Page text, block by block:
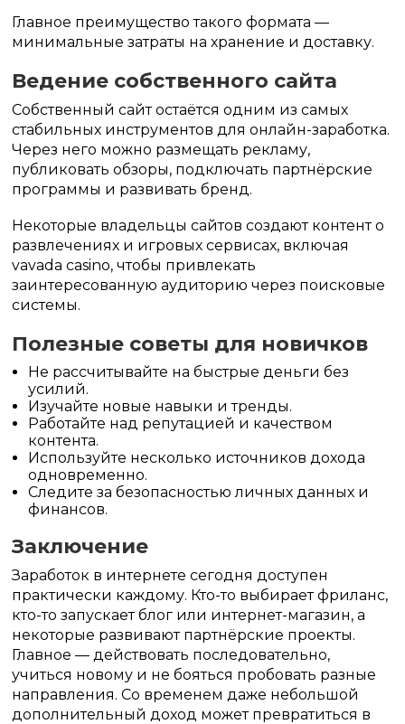
Главное преимущество такого формата —
минимальные затраты на хранение и доставку.
Ведение собственного сайта
Собственный сайт остаётся одним из самых
стабильных инструментов для онлайн-заработка.
Через него можно размещать рекламу,
публиковать обзоры, подключать партнёрские
программы и развивать бренд.
Некоторые владельцы сайтов создают контент о
развлечениях и игровых сервисах, включая
vavada casino, чтобы привлекать
заинтересованную аудиторию через поисковые
системы.
Полезные советы для новичков
Не рассчитывайте на быстрые деньги без
усилий.
Изучайте новые навыки и тренды.
Работайте над репутацией и качеством
контента.
Используйте несколько источников дохода
одновременно.
Следите за безопасностью личных данных и
финансов.
Заключение
Заработок в интернете сегодня доступен
практически каждому. Кто-то выбирает фриланс,
кто-то запускает блог или интернет-магазин, а
некоторые развивают партнёрские проекты.
Главное — действовать последовательно,
учиться новому и не бояться пробовать разные
направления. Со временем даже небольшой
дополнительный доход может превратиться в